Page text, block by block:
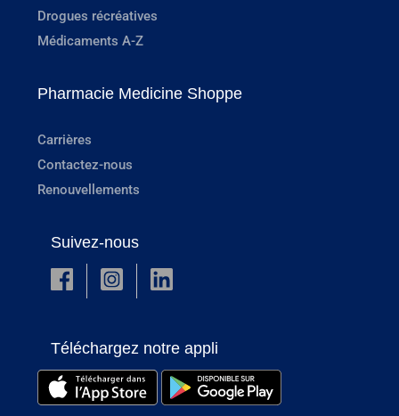
Drogues récréatives
Médicaments A-Z
Pharmacie Medicine Shoppe
Carrières
Contactez-nous
Renouvellements
Suivez-nous
Téléchargez notre appli